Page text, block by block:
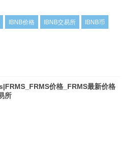
IBNB价格 IBNB交易所 IBNB币
价格_FRMS最新价格
所